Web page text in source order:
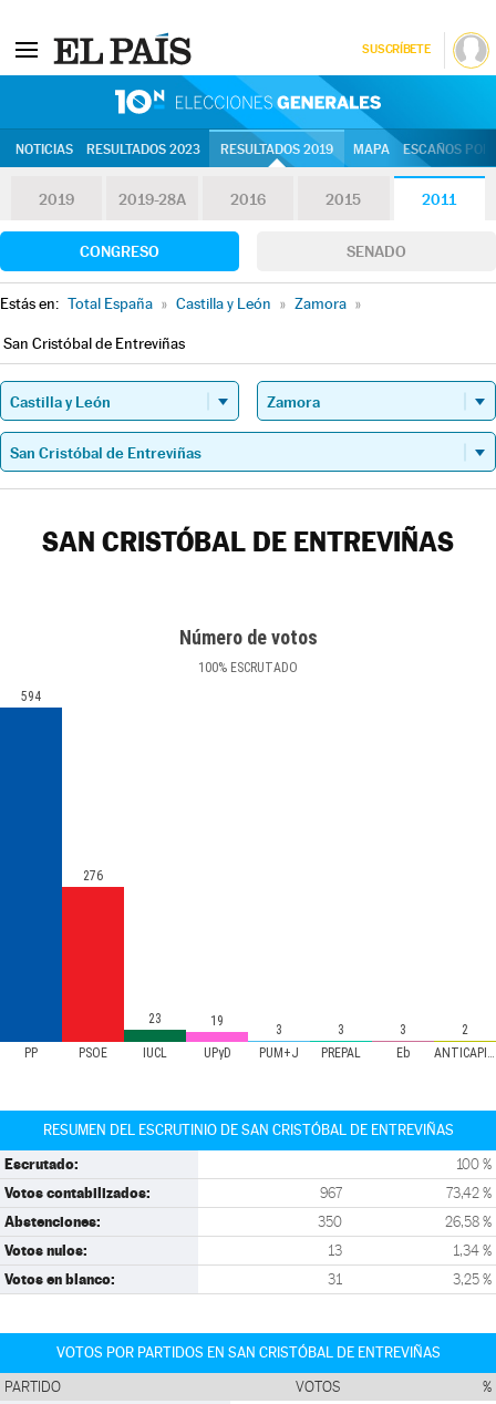
SUSCRÍBETE
NOTICIAS RESULTADOS 2023 RESULTADOS 2019 MAPA ESCAÑOS
2019 2019-28A 2016 2015 2011
CONGRESO SENADO
Estás en: Total España » Castilla y León » Zamora »
San Cristóbal de Entreviñas
SAN CRISTÓBAL DE ENTREVIÑAS
Número de votos
100% ESCRUTADO
PP PSOE IUCL UPyD PUM+J PREPAL Eb ANTICAPITALISTAS
594
276
23 19
3 3 3 2
RESUMEN DEL ESCRUTINIO DE SAN CRISTÓBAL DE ENTREVIÑAS
Escrutado: 100 %
Votos contabilizados: 967 73,42 %
Abstenciones: 350 26,58 %
Votos nulos: 13 1,34 %
Votos en blanco: 31 3,25 %
VOTOS POR PARTIDOS EN SAN CRISTÓBAL DE ENTREVIÑAS
PARTIDO VOTOS %